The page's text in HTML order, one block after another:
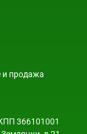
и продажа
366101001